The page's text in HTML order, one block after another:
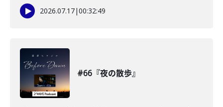
2026.07.17|00:32:49
#66『夜の散歩』